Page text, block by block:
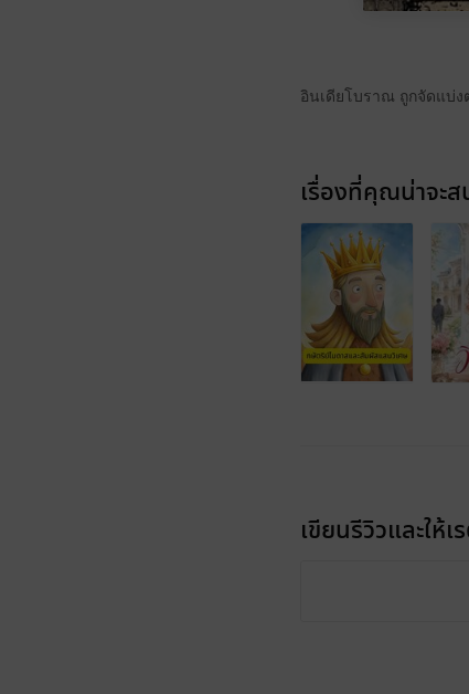
อินเดียโบราณ ถูกจัดแบ่
เรื่องที่คุณน่าจะส
เขียนรีวิวและให้เ